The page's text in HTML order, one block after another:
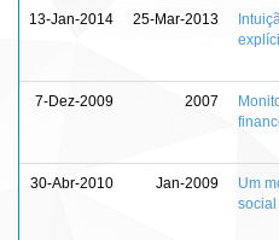
13-Jan-2014 25-Mar-2013
7-Dez-2009 2007
30-Abr-2010 Jan-2009
Um
social